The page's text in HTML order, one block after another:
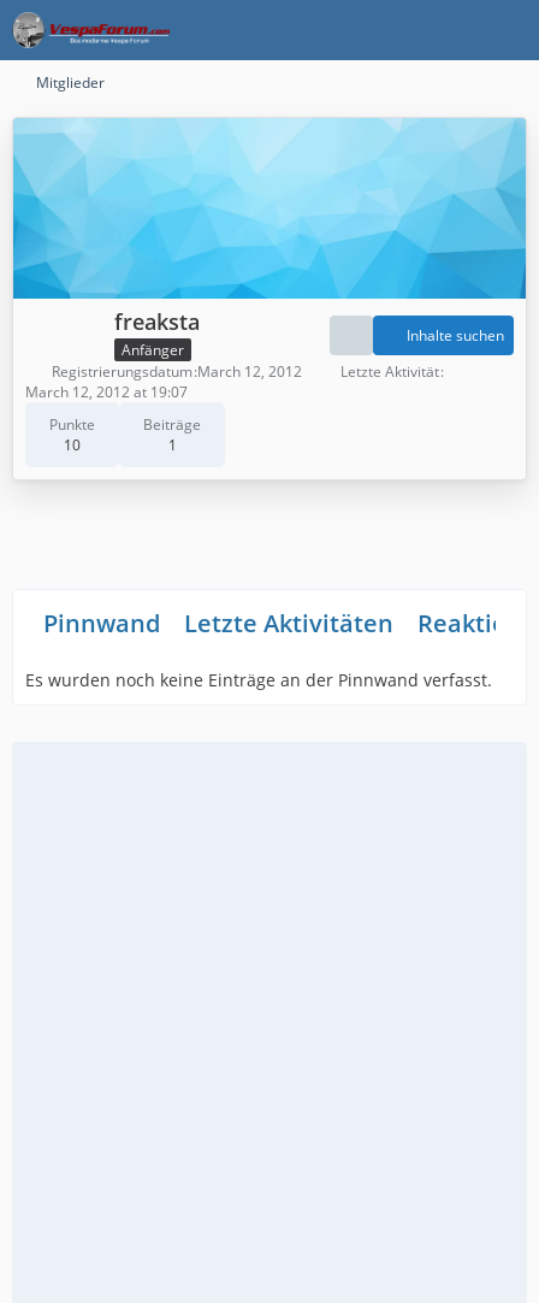
Mitglieder
freaksta
Anfänger
Punkte
10
Beiträge
1
Inhalte suchen
Registrierungsdatum March 12, 2012
Letzte Aktivität
March 12, 2012 at 19:07
Pinnwand Letzte Aktivitäten
Es wurden noch keine Einträge an der Pinnwand verfasst.